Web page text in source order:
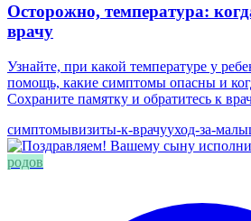
Осторожно, температура:
врачу
Узнайте, при какой температуре у
помощь, какие симптомы опасны и
Сохраните памятку и обратитесь к
симптомывизиты-к-врачууход-за-
родов